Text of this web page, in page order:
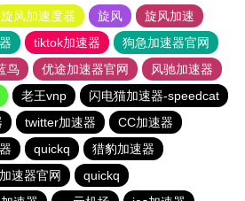
旋风加速度器 旋风
旋风加速
tiktok加速器
狗急加速器官网
鸟 优途加速器官网
风驰加速器
老王vnp
闪电猫加速器-speedcat
twitter加速器
CC加速器
quickq
猎豹加速器
速器官网
quickq